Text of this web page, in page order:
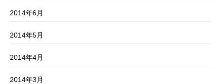
2014年6月
2014年5月
2014年4月
2014年3月